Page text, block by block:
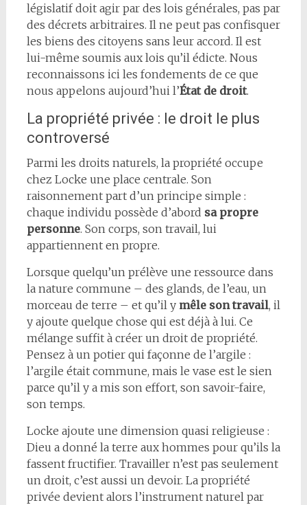
législatif doit agir par des lois générales, pas par
des décrets arbitraires. Il ne peut pas confisquer
les biens des citoyens sans leur accord. Il est
lui-même soumis aux lois qu’il édicte. Nous
reconnaissons ici les fondements de ce que
nous appelons aujourd’hui l’État de droit.
La propriété privée : le droit le plus
controversé
Parmi les droits naturels, la propriété occupe
chez Locke une place centrale. Son
raisonnement part d’un principe simple :
chaque individu possède d’abord sa propre
personne. Son corps, son travail, lui
appartiennent en propre.
Lorsque quelqu’un prélève une ressource dans
la nature commune – des glands, de l’eau, un
morceau de terre – et qu’il y mêle son travail, il
y ajoute quelque chose qui est déjà à lui. Ce
mélange suffit à créer un droit de propriété.
Pensez à un potier qui façonne de l’argile :
l’argile était commune, mais le vase est le sien
parce qu’il y a mis son effort, son savoir-faire,
son temps.
Locke ajoute une dimension quasi religieuse :
Dieu a donné la terre aux hommes pour qu’ils la
fassent fructifier. Travailler n’est pas seulement
un droit, c’est aussi un devoir. La propriété
privée devient alors l’instrument naturel par